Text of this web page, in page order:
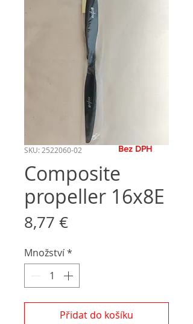
SKU: 2522060-02
Composite
propeller 16x8E
8,77 €Cena
Množství*
Přidat do košíku
Bez DPH